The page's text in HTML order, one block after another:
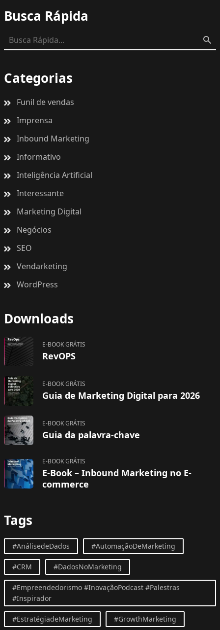
Busca Rápida
Categorias
Funil de vendas
Imprensa
Inbound Marketing
Informativo
Inteligência Artificial
Interessante
Marketing Digital
Negócios
SEO
Vendarketing
WordPress
Downloads
E-BOOK GRÁTIS
RevOPS
E-BOOK GRÁTIS
Guia de Marketing Digital para 2026
E-BOOK GRÁTIS
Guia da palavra-chave
E-BOOK GRÁTIS
E-Book – Inbound Marketing no E-
commerce
Tags
#AnálisedeDados #AutomaçãoDeMarketing
#CRM #DadosNoMarketing
#Empreendedorismo #InovaçãoPodcast #Palestras
#Inspirador
#EstratégiadeMarketing #GrowthMarketing